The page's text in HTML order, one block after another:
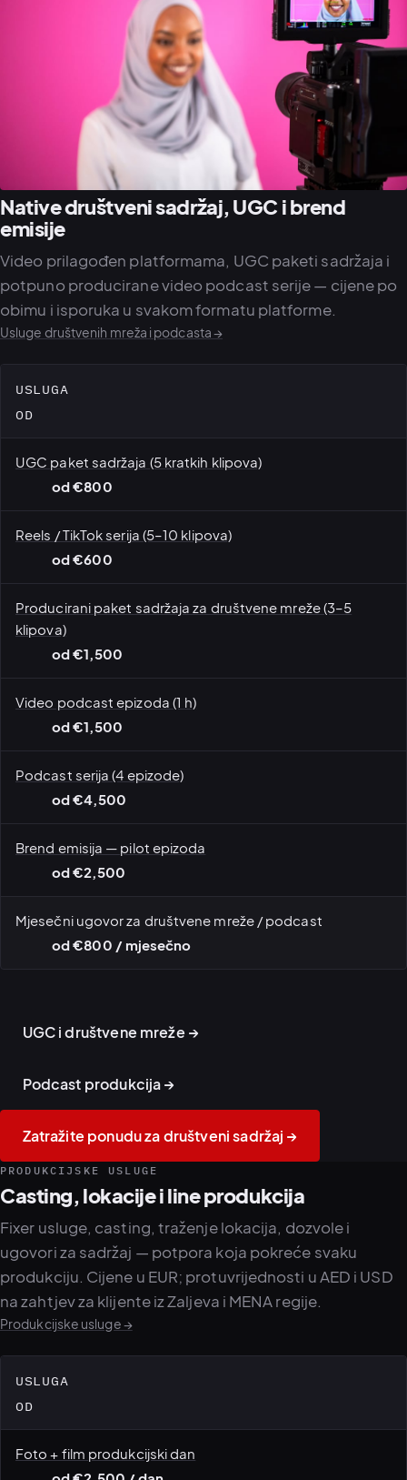
Native društveni sadržaj, UGC i brend
emisije
Video prilagođen platformama, UGC paketi sadržaja i
potpuno producirane video podcast serije — cijene po
obimu i isporuka u svakom formatu platforme.
Usluge društvenih mreža i podcasta →
USLUGA
OD
UGC paket sadržaja (5 kratkih klipova)
od €800
Reels / TikTok serija (5–10 klipova)
od €600
Producirani paket sadržaja za društvene mreže (3–5
klipova)
od €1,500
Video podcast epizoda (1 h)
od €1,500
Podcast serija (4 epizode)
od €4,500
Brend emisija — pilot epizoda
od €2,500
Mjesečni ugovor za društvene mreže / podcast
od €800 / mjesečno
Lifestyle različitost ·
native društveni sadržaj
Reels i TikTok
UGC i društvene mreže →
Podcast produkcija →
Zatražite ponudu za društveni sadržaj →
PRODUKCIJSKE USLUGE
Casting, lokacije i line produkcija
Fixer usluge, casting, traženje lokacija, dozvole i
ugovori za sadržaj — potpora koja pokreće svaku
produkciju. Cijene u EUR; protuvrijednosti u AED i USD
na zahtjev za klijente iz Zaljeva i MENA regije.
Produkcijske usluge →
USLUGA
OD
Foto + film produkcijski dan